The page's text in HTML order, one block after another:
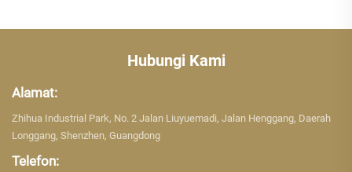
Hubungi Kami
Alamat:
Zhihua Industrial Park, No. 2 Jalan Liuyuemadi, Jalan Henggang, Daerah
Longgang, Shenzhen, Guangdong
Telefon: